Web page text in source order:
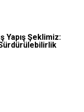
Yapış Şeklimiz: